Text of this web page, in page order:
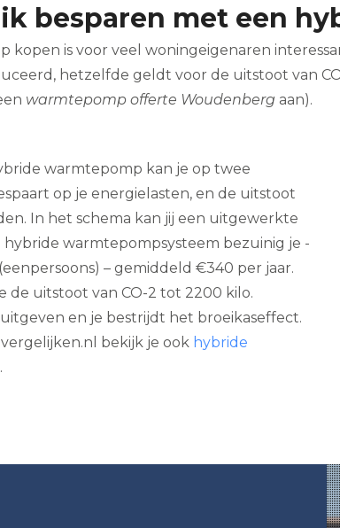
besparen met een
is voor veel woningeigenaren
hetzelfde geldt voor de uitstoot van
warmtepomp offerte Woudenberg aan).
warmtepomp kan je op twee
op je energielasten, en de uitstoot
In het schema kan jij een uitgewerkte
hybride warmtepompsysteem bezuinig je -
– gemiddeld €340 per jaar.
de uitstoot van CO-2 tot 2200 kilo.
en je bestrijdt het broeikaseffect.
bekijk je ook hybride
.